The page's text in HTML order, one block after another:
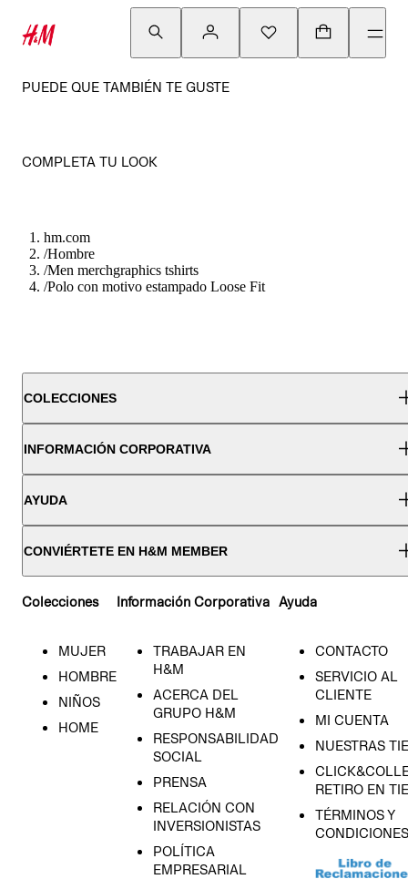
PUEDE QUE TAMBIÉN TE GUSTE
COMPLETA TU LOOK
hm.com
/Hombre
/Men merchgraphics tshirts
/Polo con motivo estampado Loose Fit
COLECCIONES
INFORMACIÓN CORPORATIVA
AYUDA
CONVIÉRTETE EN H&M MEMBER
Colecciones
MUJER
HOMBRE
NIÑOS
HOME
Información Corporativa
TRABAJAR EN
H&M
ACERCA DEL
GRUPO H&M
RESPONSABILIDAD
SOCIAL
PRENSA
RELACIÓN CON
INVERSIONISTAS
POLÍTICA
EMPRESARIAL
Ayuda
CONTACTO
SERVICIO AL
CLIENTE
MI CUENTA
NUESTRAS
RETIRO EN
TÉRMINOS Y
CONDICIONES